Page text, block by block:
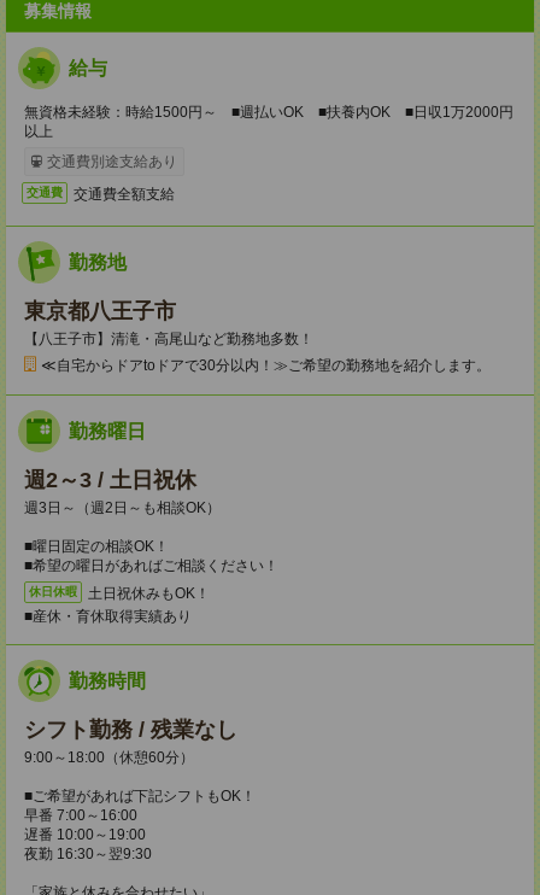
募集情報
給与
無資格未経験：時給1500円～ ■週払いOK ■扶養内OK ■日収1万2000円
以上
交通費別途支給あり
交通費 交通費全額支給
勤務地
東京都八王子市
【八王子市】清滝・高尾山など勤務地多数！
≪自宅からドアtoドアで30分以内！≫ご希望の勤務地を紹介します。
勤務曜日
週2～3 / 土日祝休
週3日～（週2日～も相談OK）
■曜日固定の相談OK！
■希望の曜日があればご相談ください！
休日休暇
土日祝休みもOK！
■産休・育休取得実績あり
勤務時間
シフト勤務 / 残業なし
9:00～18:00（休憩60分）
■ご希望があれば下記シフトもOK！
早番 7:00～16:00
遅番 10:00～19:00
夜勤 16:30～翌9:30